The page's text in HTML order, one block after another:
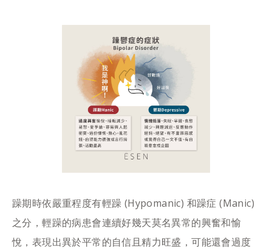
躁期時依嚴重程度有輕躁 (Hypomanic) 和躁症 (Manic)
之分，輕躁的病患會連續好幾天莫名異常的興奮和愉
悅，表現出異於平常的自信且精力旺盛，可能還會過度